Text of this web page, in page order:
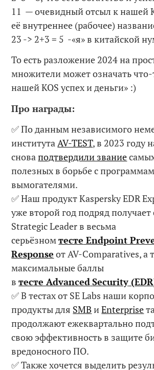
11 — очевидный отсыл к нашей
её внутреннее (рабочее)
23 -> 2+3 = 5 -«я» в китайской
То есть разложение 2024 на
множители может означать что-
нашей KOS успех и деньги» :)
Про награды:
✅ По данным независимого
институтаAV-TEST, в 2023 году
сноваподтвердили звание
полезных в борьбе с
вымогателями.
✅ Наш продукт Kaspersky EDR
уже второй год подряд получает
Strategic Leader в весьма
серьёзномтесте Endpoint
Response от AV-Comparatives, а
максимальные баллы
втестеAdvancedSecurity (EDR
✅ В тестах от SE Labs наши
продукты для SMB иEnterprise
продолжают ежеквартально
свою эффективность в защите
вредоносного ПО.
✅ Также хочется выделить